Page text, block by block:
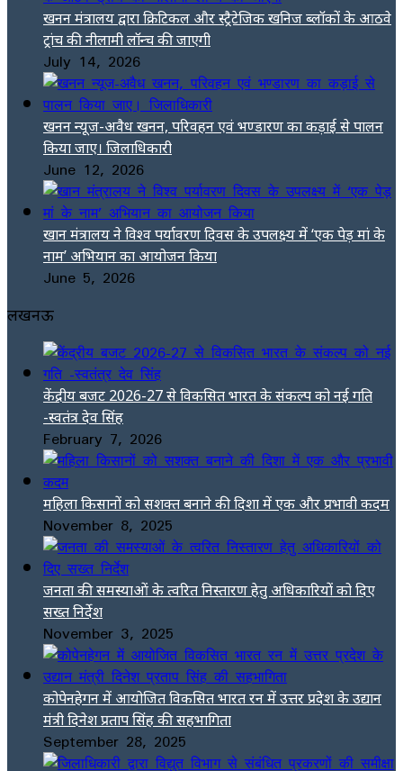
खनन मंत्रालय द्वारा क्रिटिकल और स्ट्रैटेजिक खनिज ब्लॉकों के आठवे
ट्रांच की नीलामी लॉन्च की जाएगी
July 14, 2026
खनन न्यूज-अवैध खनन, परिवहन एवं भण्डारण का कड़ाई से पालन
किया जाए। जिलाधिकारी
June 12, 2026
खान मंत्रालय ने विश्व पर्यावरण दिवस के उपलक्ष्य में ‘एक पेड़ मां के
नाम’ अभियान का आयोजन किया
June 5, 2026
लखनऊ
केंद्रीय बजट 2026-27 से विकसित भारत के संकल्प को नई गति
-स्वतंत्र देव सिंह
February 7, 2026
महिला किसानों को सशक्त बनाने की दिशा में एक और प्रभावी कदम
November 8, 2025
जनता की समस्याओं के त्वरित निस्तारण हेतु अधिकारियों को दिए
सख्त निर्देश
November 3, 2025
कोपेनहेगन में आयोजित विकसित भारत रन में उत्तर प्रदेश के उद्यान
मंत्री दिनेश प्रताप सिंह की सहभागिता
September 28, 2025